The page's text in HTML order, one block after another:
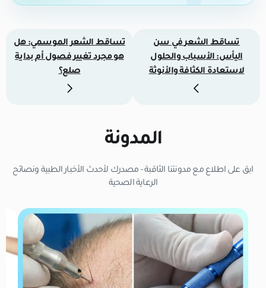
تساقط الشعر في سن
اليأس: الأسباب والحلول
لاستعادة الكثافة والأنوثة
تساقط الشعر الموسمي: هل
هو مجرد تغيير فصول أم بداية
صلع؟
المدونة
ابق على اطلاع مع مدونتنا الثاقبة - مصدرك لأحدث الأخبار الطبية ونصائح
الرعاية الصحية